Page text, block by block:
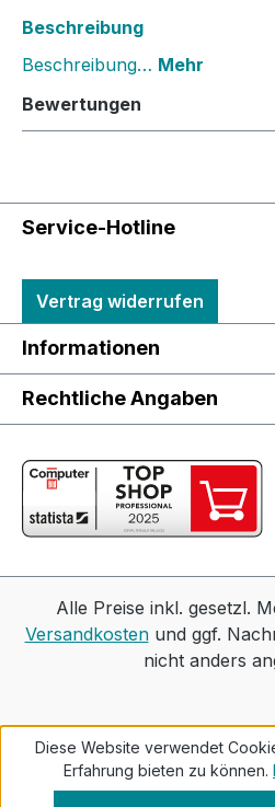
Beschreibung
Beschreibung… Mehr
Bewertungen
Service-Hotline
Vertrag widerrufen
Informationen
Rechtliche Angaben
Alle Preise inkl. gesetzl.
Versandkostenund ggf.
nicht anders
Diese Website verwendet
Erfahrung bieten zu können.